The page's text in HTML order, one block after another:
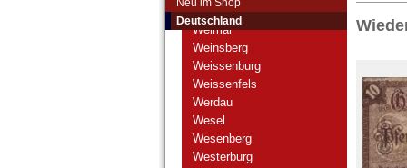
Deutschland
Weiden
Weimar
Weinsberg
Weissenburg
Weissenfels
Werdau
Wesel
Wesenberg
Westerburg